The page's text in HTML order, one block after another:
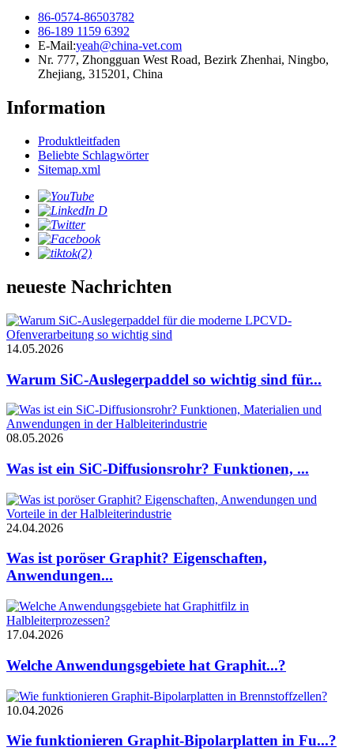
86-0574-86503782
86-189 1159 6392
E-Mail:yeah@china-vet.com
Nr. 777, Zhongguan West Road, Bezirk Zhenhai, Ningbo,
Zhejiang, 315201, China
Information
Produktleitfaden
Beliebte Schlagwörter
Sitemap.xml
neueste Nachrichten
14.05.2026
Warum SiC-Auslegerpaddel so wichtig sind für...
08.05.2026
Was ist ein SiC-Diffusionsrohr? Funktionen, ...
24.04.2026
Was ist poröser Graphit? Eigenschaften,
Anwendungen...
17.04.2026
Welche Anwendungsgebiete hat Graphit...?
10.04.2026
Wie funktionieren Graphit-Bipolarplatten in Fu...?